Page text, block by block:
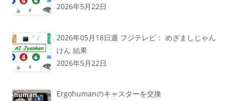
2026年5月22日
2026年05月18日週 フジテレビ： めざましじゃん
けん 結果
2026年5月22日
Ergohumanのキャスターを交換